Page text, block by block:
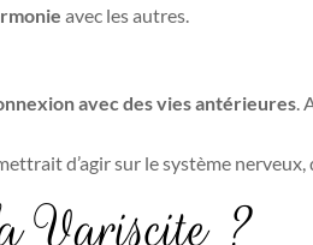
avec les autres.
avec des vies antérieures.
d’agir sur le système nerveux,
Variscite ?